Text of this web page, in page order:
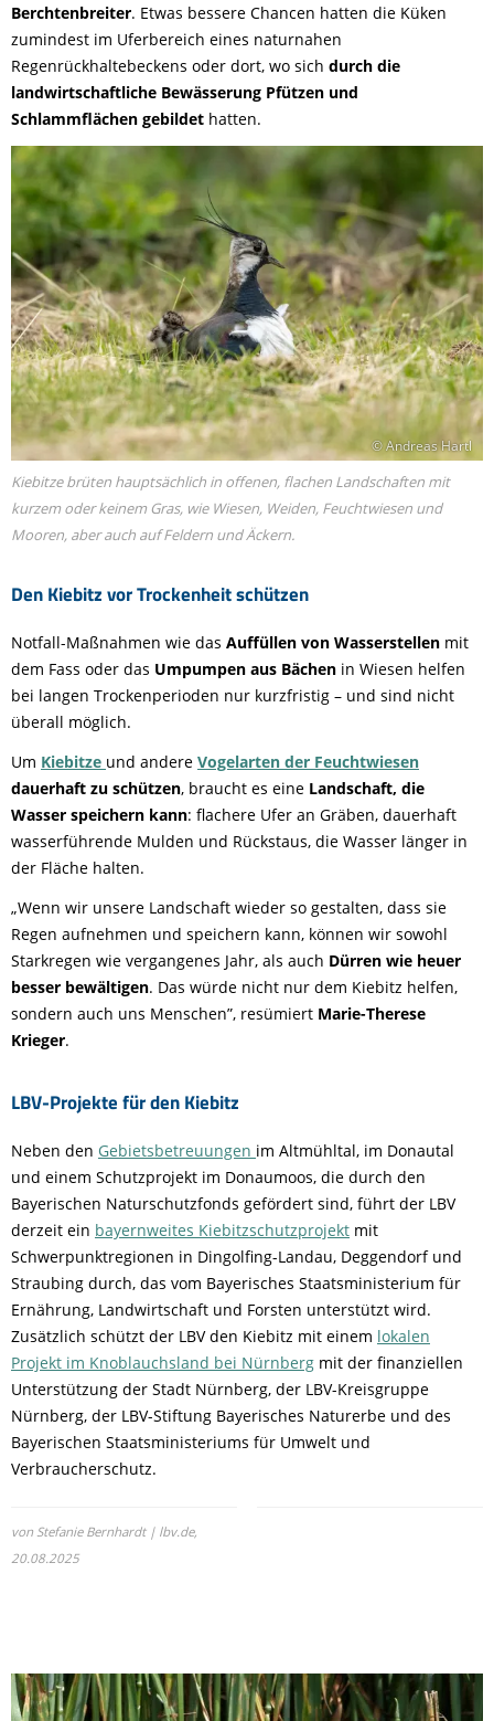
Berchtenbreiter. Etwas bessere Chancen hatten die Küken
zumindest im Uferbereich eines naturnahen
Regenrückhaltebeckens oder dort, wo sich durch die
landwirtschaftliche Bewässerung Pfützen und
Schlammflächen gebildet hatten.
Den Kiebitz vor Trockenheit schützen
© Andreas Hartl
Kiebitze brüten hauptsächlich in offenen, flachen Landschaften mit
kurzem oder keinem Gras, wie Wiesen, Weiden, Feuchtwiesen und
Mooren, aber auch auf Feldern und Äckern.
Notfall-Maßnahmen wie das Auffüllen von Wasserstellen mit
dem Fass oder das Umpumpen aus Bächen in Wiesen helfen
bei langen Trockenperioden nur kurzfristig – und sind nicht
überall möglich.
Um Kiebitze und andere Vogelarten der Feuchtwiesen
dauerhaft zu schützen, braucht es eine Landschaft, die
Wasser speichern kann: flachere Ufer an Gräben, dauerhaft
wasserführende Mulden und Rückstaus, die Wasser länger in
der Fläche halten.
„Wenn wir unsere Landschaft wieder so gestalten, dass sie
Regen aufnehmen und speichern kann, können wir sowohl
Starkregen wie vergangenes Jahr, als auch Dürren wie heuer
besser bewältigen. Das würde nicht nur dem Kiebitz helfen,
sondern auch uns Menschen”, resümiert Marie-Therese
Krieger.
LBV-Projekte für den Kiebitz
Neben den Gebietsbetreuungen im Altmühltal, im Donautal
und einem Schutzprojekt im Donaumoos, die durch den
Bayerischen Naturschutzfonds gefördert sind, führt der LBV
derzeit ein bayernweites Kiebitzschutzprojekt mit
Schwerpunktregionen in Dingolfing-Landau, Deggendorf und
Straubing durch, das vom Bayerisches Staatsministerium für
Ernährung, Landwirtschaft und Forsten unterstützt wird.
Zusätzlich schützt der LBV den Kiebitz mit einem lokalen
Projekt im Knoblauchsland bei Nürnberg mit der finanziellen
Unterstützung der Stadt Nürnberg, der LBV-Kreisgruppe
Nürnberg, der LBV-Stiftung Bayerisches Naturerbe und des
Bayerischen Staatsministeriums für Umwelt und
Verbraucherschutz.
von Stefanie Bernhardt | lbv.de,
20.08.2025